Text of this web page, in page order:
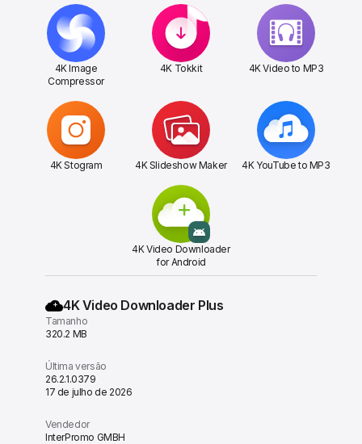
4K Image
Compressor
4K Tokkit 4K Video to MP3
4K Stogram 4K Slideshow Maker 4K YouTube to MP3
4K Video Downloader
for Android
4K Video Downloader Plus
Tamanho
320.2 MB
Última versão
26.2.1.0379
17 de julho de 2026
Vendedor
InterPromo GMBH